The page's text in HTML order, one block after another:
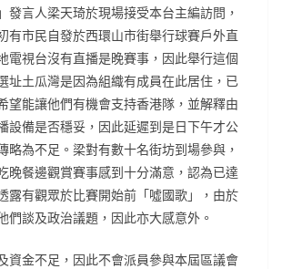
發言人梁天琦於現場接受本台主編訪問，
有市民自發於西環山市街舉行球賽戶外直
電視台沒有直播是晚賽事，因此舉行這個
址土瓜灣是因為組織有成員在此居住，已
望能讓他們有機會支持香港隊，並解釋由
設備是否穩妥，因此延遲到是日下午才公
略為不足。梁對有數十名街坊到場參與，
晚餐邊觀賞賽事感到十分滿意，認為已達
露有觀眾於比賽開始前「噓國歌」，由於
們談及政治議題，因此亦大感意外。
資金不足，因此不會派員參與本屆區議會